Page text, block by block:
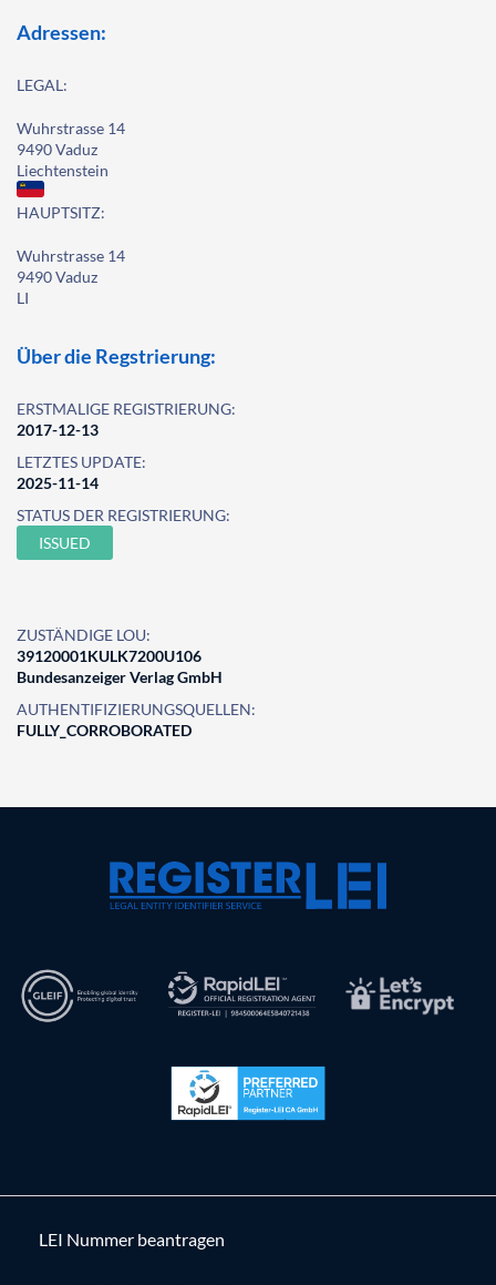
Adressen:
LEGAL:
Wuhrstrasse 14
9490 Vaduz
Liechtenstein
HAUPTSITZ:
Wuhrstrasse 14
9490 Vaduz
LI
Über die Regstrierung:
ERSTMALIGE REGISTRIERUNG:
2017-12-13
LETZTES UPDATE:
2025-11-14
STATUS DER REGISTRIERUNG:
ISSUED
ZUSTÄNDIGE LOU:
39120001KULK7200U106
Bundesanzeiger Verlag GmbH
AUTHENTIFIZIERUNGSQUELLEN:
FULLY_CORROBORATED
LEI Nummer beantragen